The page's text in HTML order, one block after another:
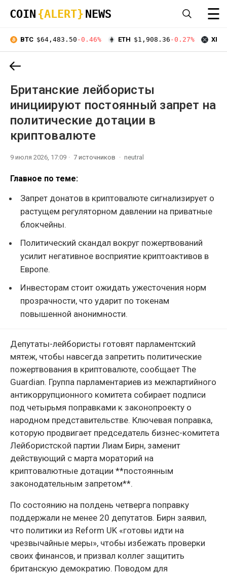
COIN {ALERT} NEWS ☰
BTC $64,483.50 -0.46% ETH $1,908.36 -0.27% XRP
Британские лейбористы
инициируют постоянный запрет на
политические дотации в
криптовалюте
9 июля 2026, 17:09 7 источников neutral
Главное по теме:
Запрет донатов в криптовалюте сигнализирует о
растущем регуляторном давлении на приватные
блокчейны.
Политический скандал вокруг пожертвований
усилит негативное восприятие криптоактивов в
Европе.
Инвесторам стоит ожидать ужесточения норм
прозрачности, что ударит по токенам
повышенной анонимности.
Депутаты-лейбористы готовят парламентский
мятеж, чтобы навсегда запретить политические
пожертвования в криптовалюте, сообщает The
Guardian. Группа парламентариев из межпартийного
антикоррупционного комитета собирает подписи
под четырьмя поправками к законопроекту о
народном представительстве. Ключевая поправка,
которую продвигает председатель бизнес-комитета
Лейбористской партии Лиам Бирн, заменит
действующий с марта мораторий на
криптовалютные дотации **постоянным
законодательным запретом**.
По состоянию на полдень четверга поправку
поддержали не менее 20 депутатов. Бирн заявил,
что политики из Reform UK «готовы идти на
чрезвычайные меры», чтобы избежать проверки
своих финансов, и призвал коллег защитить
британскую демократию. Поводом для